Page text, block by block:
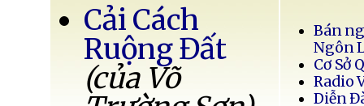
Cải Cách
Ruộng Đất
(của Võ
Bán
Ngôn
Cơ Sở
Radio
Diễn